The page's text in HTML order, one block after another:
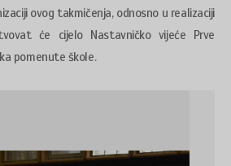
ovog takmičenja, odnosno u realizaciji
će cijelo Nastavničko vijeće Prve
pomenute škole.